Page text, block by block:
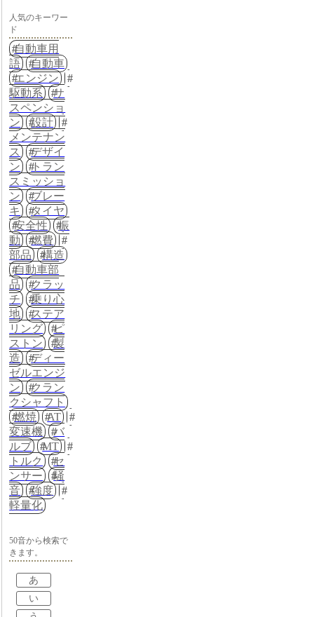
人気のキーワー
ド
自動車用
語
自動車
エンジン
駆動系
サ
スペンショ
ン
設計
メンテナン
ス
デザイ
ン
トラン
スミッショ
ン
ブレー
キ
タイヤ
安全性
振
動
燃費
部品
構造
自動車部
品
クラッ
チ
乗り心
地
ステア
リング
ピ
ストン
製
造
ディー
ゼルエンジ
ン
クラン
クシャフト
燃焼
AT
変速機
バ
ルブ
MT
トルク
セ
ンサー
騒
音
強度
軽量化
50音から検索で
きます。
あ
い